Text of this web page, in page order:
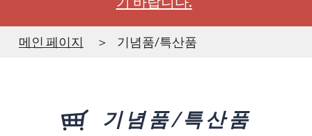
메인 페이지 기념품/특산품
기념품/특산품